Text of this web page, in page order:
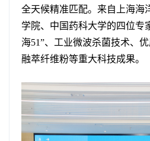
全天候精准匹配。来自上海海
学院、中国药科大学的四位专
海51”、工业微波杀菌技术、
融萃纤维粉等重大科技成果。